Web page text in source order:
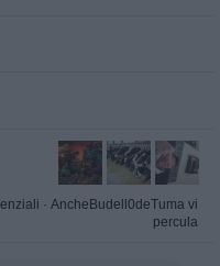
· AncheBudell0deTuma vi
percula